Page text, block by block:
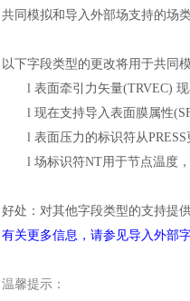
共同模拟和导入外部场支持的场
以下字段类型的更改将用于共同
l 表面牵引力矢量(TRVEC) 现
l 现在支持导入表面膜属性
l 表面压力的标识符从
l 场标识符NT用于节点温度
好处 ： 对其他字段类型的支持提
有关更多信息，请参见导入外部
温馨提示：